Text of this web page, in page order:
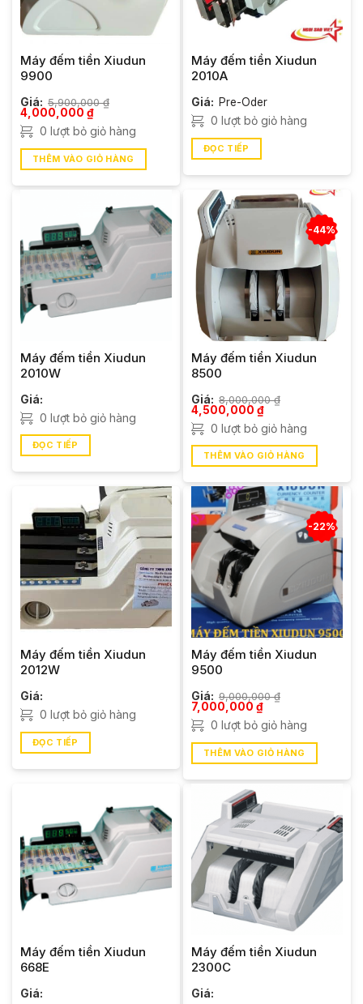
Máy đếm tiền Xiudun
9900
Giá: 5,900,000₫
Giá
gốc
là:
4,000,000 ₫Giá
tại
4,000,000 ₫.
0 lượt bỏ giỏ hàng
THÊM VÀO GIỎ HÀNG
Máy đếm tiền Xiudun
2010A
Giá: Pre-Oder
0 lượt bỏ giỏ hàng
ĐỌC TIẾP
Máy đếm tiền Xiudun
2010W
Giá:
0 lượt bỏ giỏ hàng
ĐỌC TIẾP
-44%
Máy đếm tiền Xiudun
8500
Giá: 8,000,000₫
Giá
gốc
là:
4,500,000 ₫Giá
tại
4,500,000 ₫.
0 lượt bỏ giỏ hàng
THÊM VÀO GIỎ HÀNG
Máy đếm tiền Xiudun
2012W
Giá:
0 lượt bỏ giỏ hàng
ĐỌC TIẾP
-22%
Máy đếm tiền Xiudun
9500
Giá: 9,000,000₫
Giá
gốc
là:
7,000,000 ₫Giá
tại
7,000,000 ₫.
0 lượt bỏ giỏ hàng
THÊM VÀO GIỎ HÀNG
Máy đếm tiền Xiudun
668E
Giá:
Máy đếm tiền Xiudun
2300C
Giá: